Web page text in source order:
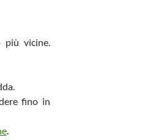
più vicine.
fino in
.